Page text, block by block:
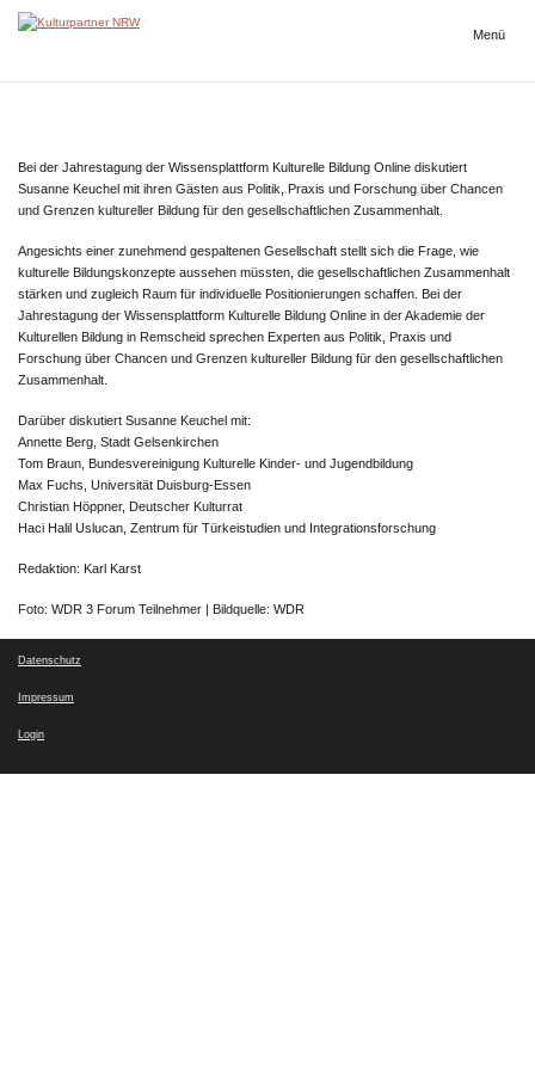
Inhalt
NRW
Menü
Bei der Jahrestagung der Wissensplattform Kulturelle Bildung Online diskutiert
Susanne Keuchel mit ihren Gästen aus Politik, Praxis und Forschung über Chancen
und Grenzen kultureller Bildung für den gesellschaftlichen Zusammenhalt.
Angesichts einer zunehmend gespaltenen Gesellschaft stellt sich die Frage, wie
kulturelle Bildungskonzepte aussehen müssten, die gesellschaftlichen Zusammenhalt
stärken und zugleich Raum für individuelle Positionierungen schaffen. Bei der
Jahrestagung der Wissensplattform Kulturelle Bildung Online in der Akademie der
Kulturellen Bildung in Remscheid sprechen Experten aus Politik, Praxis und
Forschung über Chancen und Grenzen kultureller Bildung für den gesellschaftlichen
Zusammenhalt.
Darüber diskutiert Susanne Keuchel mit:
Annette Berg, Stadt Gelsenkirchen
Tom Braun, Bundesvereinigung Kulturelle Kinder- und Jugendbildung
Max Fuchs, Universität Duisburg-Essen
Christian Höppner, Deutscher Kulturrat
Haci Halil Uslucan, Zentrum für Türkeistudien und Integrationsforschung
Redaktion: Karl Karst
Foto: WDR 3 Forum Teilnehmer | Bildquelle: WDR
Datenschutz
Impressum
Login